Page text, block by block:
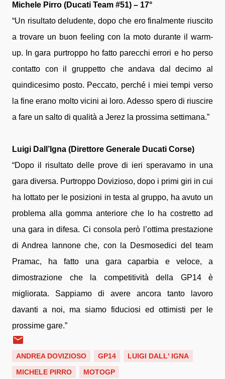
Michele Pirro (Ducati Team #51) – 17°
“Un risultato deludente, dopo che ero finalmente riuscito
a trovare un buon feeling con la moto durante il warm-
up. In gara purtroppo ho fatto parecchi errori e ho perso
contatto con il gruppetto che andava dal decimo al
quindicesimo posto. Peccato, perché i miei tempi verso
la fine erano molto vicini ai loro. Adesso spero di riuscire
a fare un salto di qualità a Jerez la prossima settimana.”
Luigi Dall’Igna (Direttore Generale Ducati Corse)
“Dopo il risultato delle prove di ieri speravamo in una
gara diversa. Purtroppo Dovizioso, dopo i primi giri in cui
ha lottato per le posizioni in testa al gruppo, ha avuto un
problema alla gomma anteriore che lo ha costretto ad
una gara in difesa. Ci consola però l’ottima prestazione
di Andrea Iannone che, con la Desmosedici del team
Pramac, ha fatto una gara caparbia e veloce, a
dimostrazione che la competitività della GP14 è
migliorata. Sappiamo di avere ancora tanto lavoro
davanti a noi, ma siamo fiduciosi ed ottimisti per le
prossime gare.”
ANDREA DOVIZIOSO GP14
LUIGI DALL' IGNA
MICHELE PIRRO
MOTOGP